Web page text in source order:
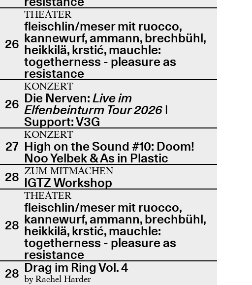
26
THEATER
fleischlin/meser mit ruocco,
kannewurf, ammann, brechbühl,
heikkilä, krstić, mauchle:
togetherness - pleasure as
resistance
26
KONZERT
Die Nerven:Live im
Elfenbeinturm Tour 2026 |
Support: V3G
27
KONZERT
High on the Sound #10: Doom!
Noo Yelbek & As in Plastic
28 ZUM MITMACHEN
IGTZ Workshop
28
THEATER
fleischlin/meser mit ruocco,
kannewurf, ammann, brechbühl,
heikkilä, krstić, mauchle:
togetherness - pleasure as
resistance
28 Drag im Ring Vol. 4
by Rachel Harder